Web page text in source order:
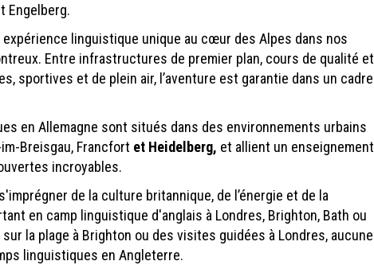
Engelberg.
linguistique unique au cœur des Alpes dans nos
Entre infrastructures de premier plan, cours de qualité et
sportives et de plein air, l’aventure est garantie dans un cadre
en Allemagne sont situés dans des environnements urbains
Breisgau, Francfort et Heidelberg, et allient un enseignement
incroyables.
de la culture britannique, de l’énergie et de la
en camp linguistique d'anglais à Londres, Brighton, Bath ou
la plage à Brighton ou des visites guidées à Londres, aucune
linguistiques en Angleterre.